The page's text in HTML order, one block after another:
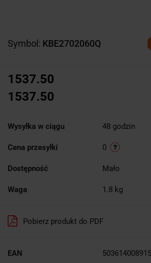
Symbol: KBE2702060Q
1537.50
1537.50
Wysyłka w ciągu 48 godzin
Cena przesyłki 0
Dostępność Mało
Waga 1.8 kg
Pobierz produkt do PDF
EAN